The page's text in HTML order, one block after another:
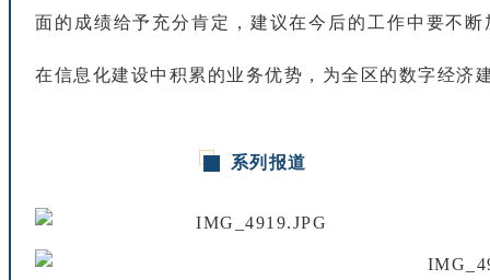
面的 成绩给予 充分肯定 ， 建议在今 后的 工 作中 要不 断
在信息 化建设中 积 累 的业务优势 ， 为全 区的数字经济
系列 报道